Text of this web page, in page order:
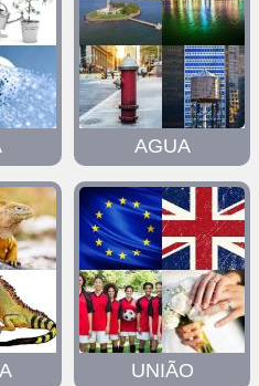
AGUA
UNIÃO